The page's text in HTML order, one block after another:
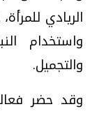
الريادي
واستخدام
والتجميل.
وقد حضر